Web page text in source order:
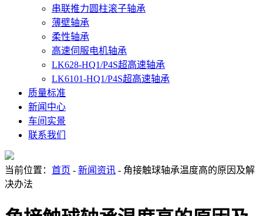
串联推力圆柱滚子轴承
薄壁轴承
柔性轴承
高速伺服电机轴承
LK628-HQ1/P4S超高速轴承
LK6101-HQ1/P4S超高速轴承
质量标准
新闻中心
车间实景
联系我们
当前位置： 首页 - 新闻资讯 - 角接触球轴承温度高的原因及解
决办法